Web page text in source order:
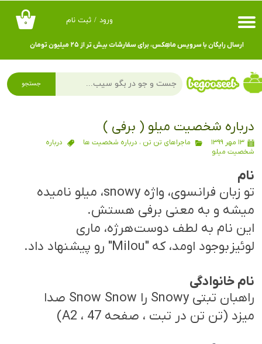
۰ ورود / ثبت نام
حساب کاربری من
تغییر گذر واژه
سفارشات
ارسال رایگان با سرویس ماهِکس، برای سفارشات بیش تر از ۲۵ میلیون تومان
جستجو
درباره شخصیت میلو ( برفی )
۱۳ مهر ۱۳۹۹ ماجراهای تن تن ، درباره شخصیت ها
درباره
شخصیت میلو
نام
تو زبان فرانسوی، واژه snowy، میلو نامیده
میشه و به معنی برفی هستش.
این نام به لطف دوست هرژه، ماری
لوئیز بوجود اومد، که "Milou" رو پیشنهاد داد.
نام خانوادگی
راهبان تبتی Snowy را Snow Snow صدا
میزد (تن تن در تبت ، صفحه 47 ، A2)